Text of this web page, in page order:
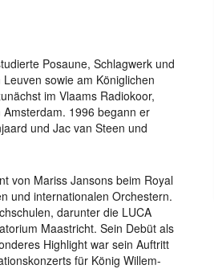
Posaune, Schlagwerk und
sowie am Königlichen
im Vlaams Radiokoor,
1996 begann er
und Jac van Steen und
von Mariss Jansons beim Royal
und internationalen Orchestern.
darunter die LUCA
Maastricht. Sein Debüt als
Highlight war sein Auftritt
für König Willem-